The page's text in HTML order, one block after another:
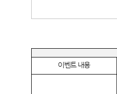
이벤트 내용